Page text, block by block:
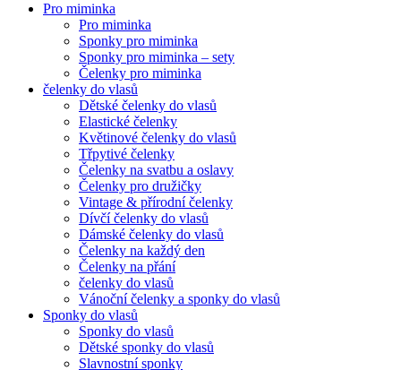
Pro miminka
Pro miminka
Sponky pro miminka
Sponky pro miminka – sety
Čelenky pro miminka
čelenky do vlasů
Dětské čelenky do vlasů
Elastické čelenky
Květinové čelenky do vlasů
Třpytivé čelenky
Čelenky na svatbu a oslavy
Čelenky pro družičky
Vintage & přírodní čelenky
Dívčí čelenky do vlasů
Dámské čelenky do vlasů
Čelenky na každý den
Čelenky na přání
čelenky do vlasů
Vánoční čelenky a sponky do vlasů
Sponky do vlasů
Sponky do vlasů
Dětské sponky do vlasů
Slavnostní sponky